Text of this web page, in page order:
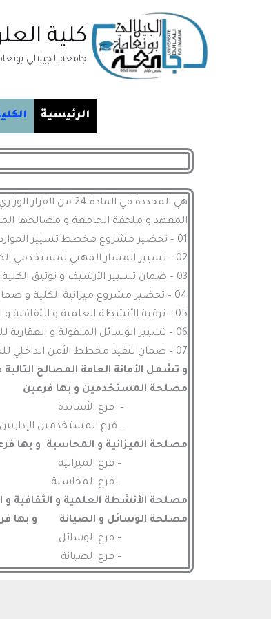
كلية
جامعة الجيلالي
الرئيسية
المعهد و ملحقة الجامعة و مصالحها
01 – تحضير مشروع مخطط تسيير الموارد البشرية للكلية و ضمان تنفيذه .
02 – تسيير المسار المهني لمستخدمي الكلية .
03 – ضمان تسيير الأرشيف و توثيق الكلية و المحافظة عليهما .
04 – تحضير مشروع ميزانية الكلية و ضمان تنفيذه .
05 – ترقية الأنشطة العلمية و الثقافية و الرياضية لفائدة الطلبة بالتنسيق مع الهيئات المعنية لمديرية الجامعة
06 – تسيير الوسائل المنقولة و العقارية للكلية و السهر على صيانتها .
07 – ضمان تنفيذ مخطط الأمن الداخلي للكلية .
و تشمل الأمانة العامة المصالح التالية :
مصلحة المستخدمين و بها فرعين
– فرع الأساتذة
– فرع المستخدمين الإداريين و
مصلحة الميزانية و المحاسبة و بها
– فرع الميزانية
– فرع المحاسبة
مصلحة الأنشطة العلمية و الثقافية و
مصلحة الوسائل و الصيانة و بها
– فرع الوسائل
– فرع الصيانة